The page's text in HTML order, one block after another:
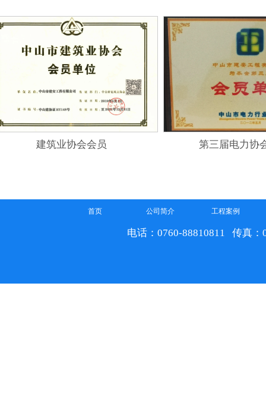
建筑业协会会员 第三届电力协会
首页 公司简介 工程案例
电话：0760-88810811 传真